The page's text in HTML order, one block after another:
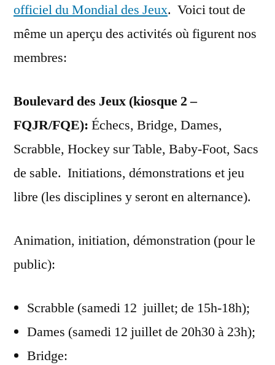
officiel du Mondial des Jeux. Voici tout de
même un aperçu des activités où figurent nos
membres:
Boulevard des Jeux (kiosque 2 –
FQJR/FQE): Échecs, Bridge, Dames,
Scrabble, Hockey sur Table, Baby-Foot, Sacs
de sable. Initiations, démonstrations et jeu
libre (les disciplines y seront en alternance).
Animation, initiation, démonstration (pour le
public):
Scrabble (samedi 12 juillet; de 15h-18h);
Dames (samedi 12 juillet de 20h30 à 23h);
Bridge: